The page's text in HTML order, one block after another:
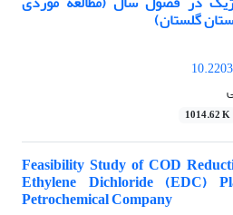
گلستان)
1014.62 K
Feasibility Study of COD
Ethylene Dichloride (EDC)
Petrochemical Company